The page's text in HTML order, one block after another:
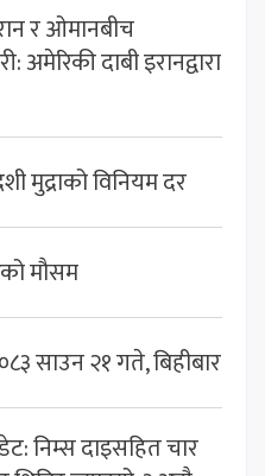
र ओमानबीच
दाबी इरानद्वारा
मुद्राको विनियम दर
मौसम
साउन २१ गते, बिहीबार
निम्स दाइसहित चार